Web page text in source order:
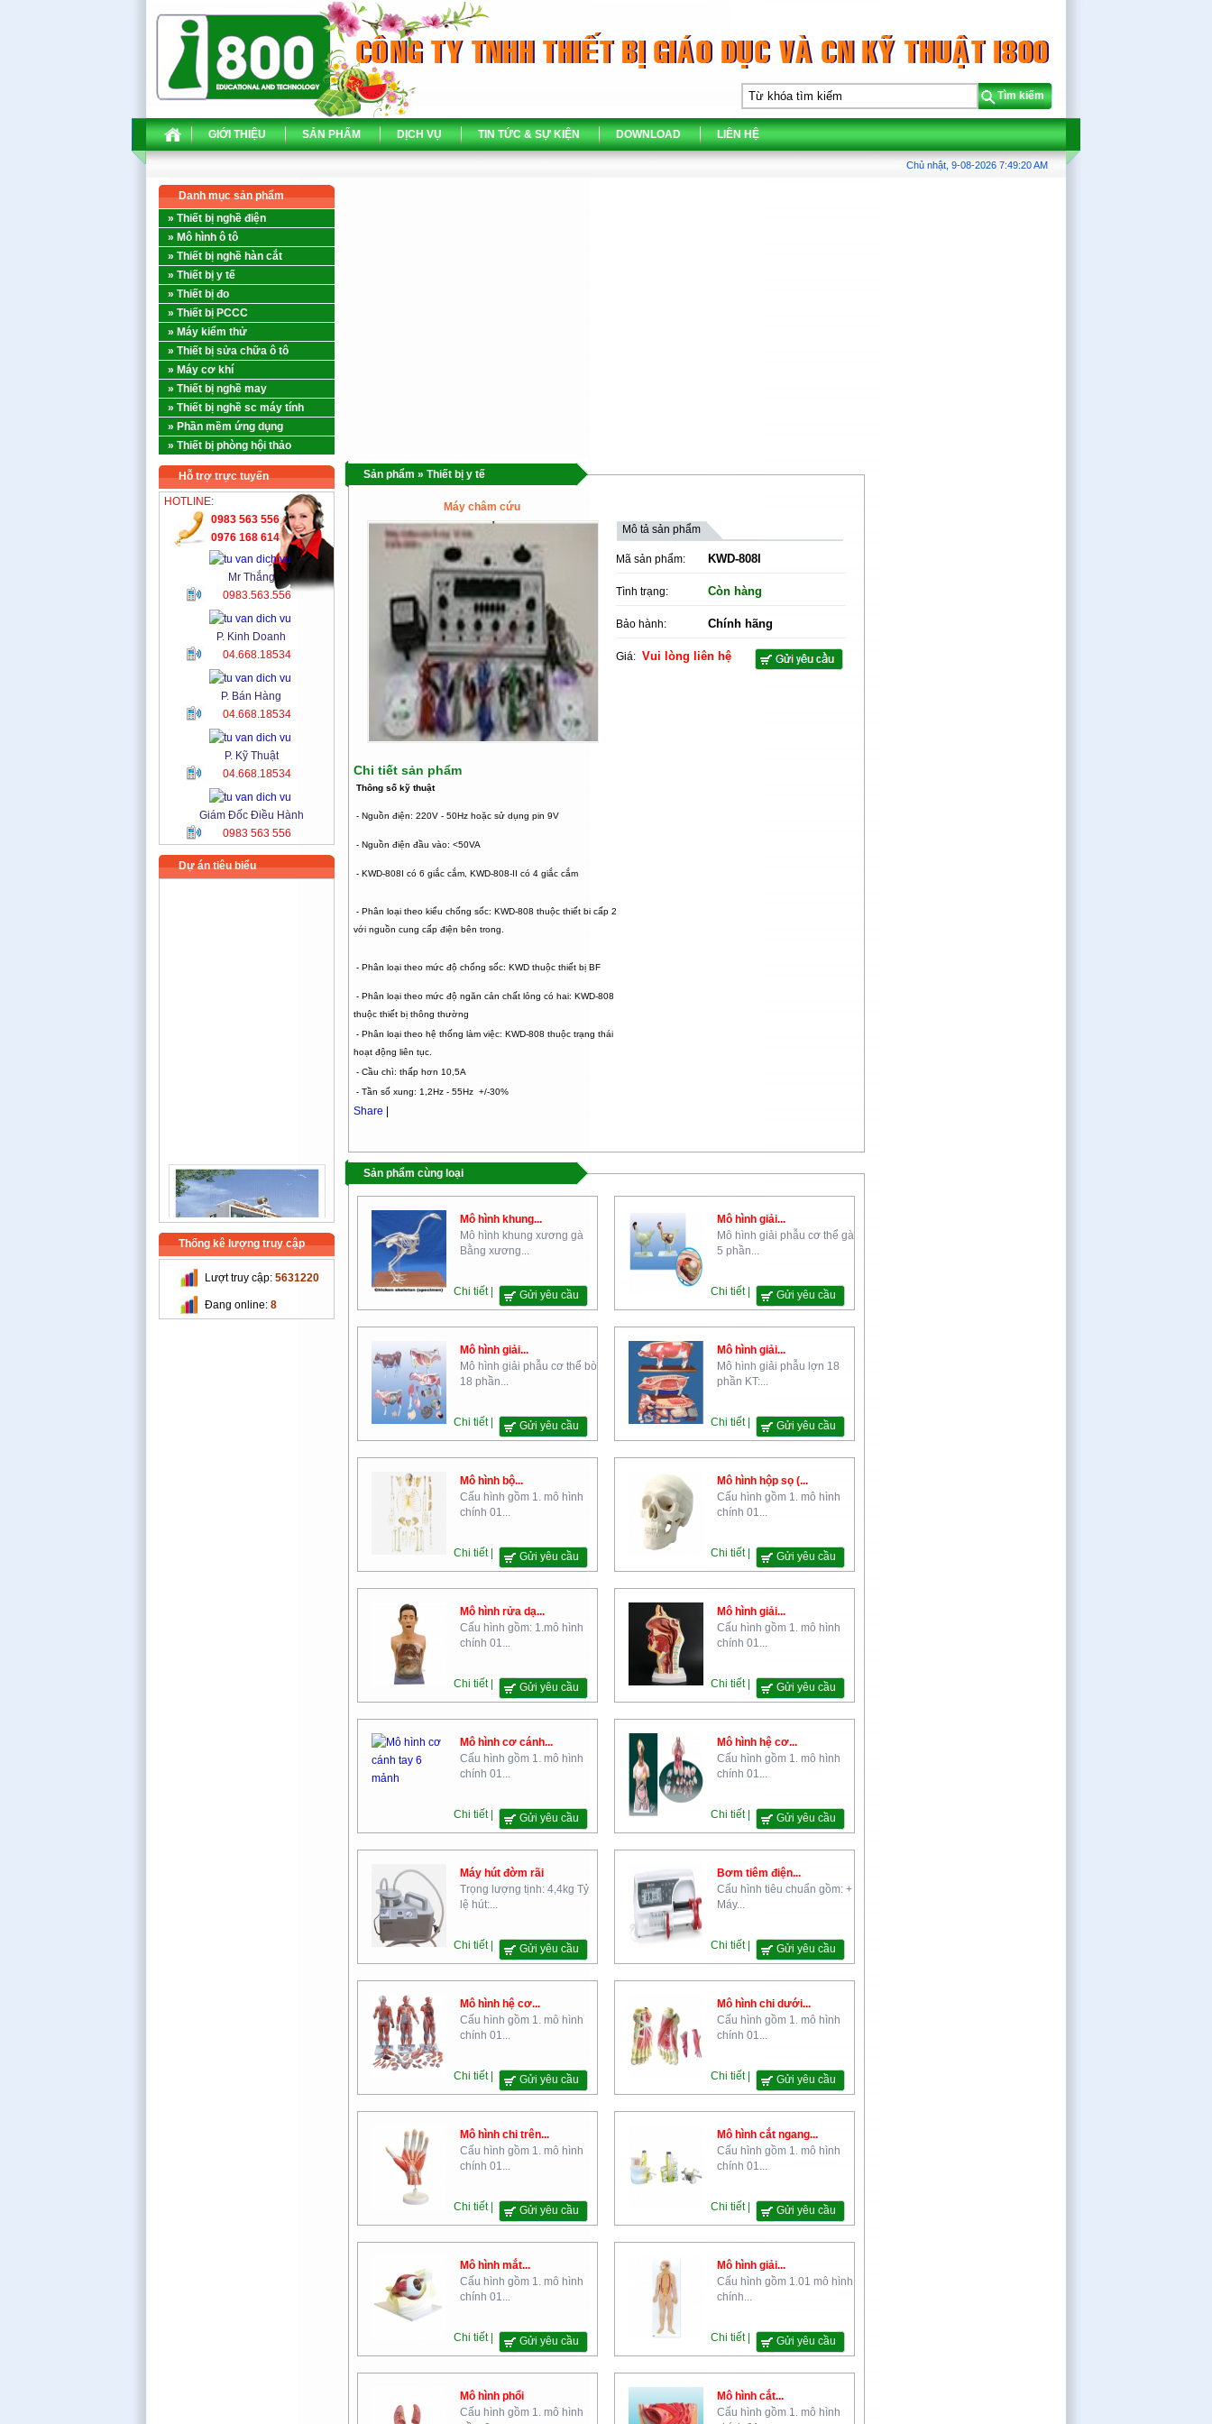
Tìm kiếm
GIỚI THIỆU SẢN PHẨM DỊCH VỤ TIN TỨC & SỰ KIỆN DOWNLOAD LIÊN HỆ
Chủ nhật, 9-08-2026 7:49:21 AM
Danh mục sản phẩm
» Thiết bị nghề điện
» Mô hình ô tô
» Thiết bị nghề hàn cắt
» Thiết bị y tế
» Thiết bị đo
» Thiết bị PCCC
» Máy kiểm thử
» Thiết bị sửa chữa ô tô
» Máy cơ khí
» Thiết bị nghề may
» Thiết bị nghề sc máy tính
» Phần mềm ứng dụng
» Thiết bị phòng hội thảo
Hỗ trợ trực tuyến
HOTLINE:
0983 563 556
0976 168 614
Mr Thắng
0983.563.556
P. Kinh Doanh
04.668.18534
P. Bán Hàng
04.668.18534
P. Kỹ Thuật
04.668.18534
Giám Đốc Điều Hành
0983 563 556
Dự án tiêu biểu
Trường Cao Đẳng Nghề Cơ
Khí Nông Nghiệp
Thống kê lượng truy cập
Lượt truy cập: 5631220
Đang online: 8
Sản phẩm » Thiết bị y tế
Máy châm cứu
Mô tả sản phẩm
Mã sản phẩm: KWD-808I
Tình trạng: Còn hàng
Bảo hành: Chính hãng
Giá: Vui lòng liên hệ
Chi tiết sản phẩm
Thông số kỹ thuật
- Nguồn điện: 220V - 50Hz hoặc sử dụng pin 9V
- Nguồn điện đầu vào: <50VA
- KWD-808I có 6 giắc cắm, KWD-808-II có 4 giắc cắm
- Phân loại theo kiểu chống sốc: KWD-808 thuộc thiết bi cấp 2
với nguồn cung cấp điện bên trong.
- Phân loại theo mức độ chống sốc: KWD thuộc thiết bị BF
- Phân loại theo mức độ ngăn cản chất lỏng có hai: KWD-808
thuộc thiết bị thông thường
- Phân loại theo hệ thống làm việc: KWD-808 thuộc trạng thái
hoạt động liên tục.
- Cầu chì: thấp hơn 10,5A
- Tần số xung: 1,2Hz - 55Hz +/-30%
Share
Sản phẩm cùng loại
Mô hình khung...
Mô hình khung xương gà
Bằng xương...
Chi tiết | Gửi yêu cầu
Mô hình giải...
Mô hình giải phẫu cơ thể gà
5 phần...
Chi tiết | Gửi yêu cầu
Mô hình giải...
Mô hình giải phẫu cơ thể bò
18 phần...
Chi tiết | Gửi yêu cầu
Mô hình giải...
Mô hình giải phẫu lợn 18
phần KT:...
Chi tiết | Gửi yêu cầu
Mô hình bộ...
Cấu hình gồm 1. mô hình
chính 01...
Chi tiết | Gửi yêu cầu
Mô hình hộp sọ (...
Cấu hình gồm 1. mô hình
chính 01...
Chi tiết | Gửi yêu cầu
Mô hình rửa dạ...
Cấu hình gồm: 1.mô hình
chính 01...
Chi tiết | Gửi yêu cầu
Mô hình giải...
Cấu hình gồm 1. mô hình
chính 01...
Chi tiết | Gửi yêu cầu
Mô hình cơ cánh...
Cấu hình gồm 1. mô hình
chính 01...
Chi tiết | Gửi yêu cầu
Mô hình hệ cơ...
Cấu hình gồm 1. mô hình
chính 01...
Chi tiết | Gửi yêu cầu
Máy hút đờm rãi
Trọng lượng tịnh: 4,4kg Tỷ
lệ hút:...
Chi tiết | Gửi yêu cầu
Bơm tiêm điện...
Cấu hình tiêu chuẩn gồm: +
Máy...
Chi tiết | Gửi yêu cầu
Mô hình hệ cơ...
Cấu hình gồm 1. mô hình
chính 01...
Chi tiết | Gửi yêu cầu
Mô hình chi dưới...
Cấu hình gồm 1. mô hình
chính 01...
Chi tiết | Gửi yêu cầu
Mô hình chi trên...
Cấu hình gồm 1. mô hình
chính 01...
Chi tiết | Gửi yêu cầu
Mô hình cắt ngang...
Cấu hình gồm 1. mô hình
chính 01...
Chi tiết | Gửi yêu cầu
Mô hình mắt...
Cấu hình gồm 1. mô hình
chính 01...
Chi tiết | Gửi yêu cầu
Mô hình giải...
Cấu hình gồm 1.01 mô hình
chính...
Chi tiết | Gửi yêu cầu
Mô hình phổi
Cấu hình gồm 1. mô hình
Mô hình cắt...
Cấu hình gồm 1. mô hình